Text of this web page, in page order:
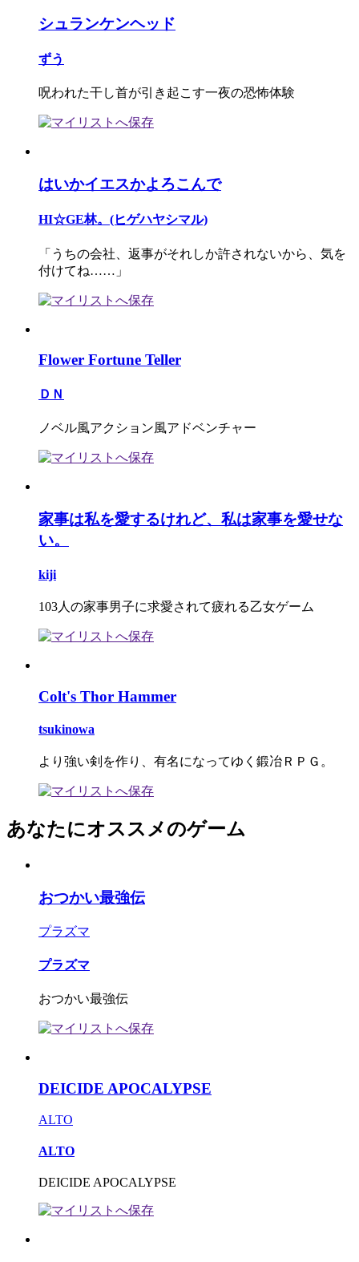
シュランケンヘッド
ずう
呪われた干し首が引き起こす一夜の恐怖体験
はいかイエスかよろこんで
HI☆GE林。(ヒゲハヤシマル)
「うちの会社、返事がそれしか許されないから、気を
付けてね……」
Flower Fortune Teller
ＤＮ
ノベル風アクション風アドベンチャー
家事は私を愛するけれど、私は家事を愛せな
い。
kiji
103人の家事男子に求愛されて疲れる乙女ゲーム
Colt's Thor Hammer
tsukinowa
より強い剣を作り、有名になってゆく鍛冶ＲＰＧ。
あなたにオススメのゲーム
おつかい最強伝
プラズマ
プラズマ
おつかい最強伝
DEICIDE APOCALYPSE
ALTO
ALTO
DEICIDE APOCALYPSE